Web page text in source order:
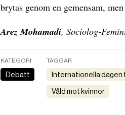
brytas genom en gemensam,
Arez Mohamadi, Sociolog-
KATEGORI
Debatt
TAGGAR
internationella dagen
våld mot kvinnor